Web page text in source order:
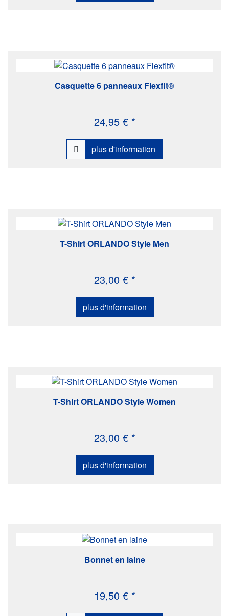
Casquette 6 panneaux Flexfit®
24,95 € *
plus d'information
T-Shirt ORLANDO Style Men
23,00 € *
plus d'information
T-Shirt ORLANDO Style Women
23,00 € *
plus d'information
Bonnet en laine
19,50 € *